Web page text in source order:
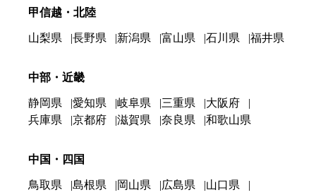
甲信越・北陸
山梨県 長野県 新潟県 富山県 石川県 福井県
中部・近畿
静岡県 愛知県 岐阜県 三重県
大阪府
兵庫県
京都府 滋賀県 奈良県 和歌山県
中国・四国
鳥取県 島根県 岡山県 広島県
山口県